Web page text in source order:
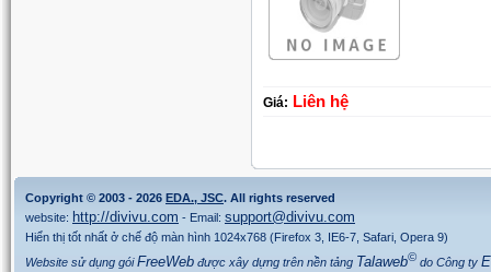
Giá: Liên hệ
Copyright © 2003 - 2026 EDA., JSC. All rights reserved
website: http://divivu.com - Email: support@divivu.com
Hiển thị tốt nhất ở chế độ màn hình 1024x768 (Firefox 3, IE6-7, Safari, Opera 9)
Website sử dụng góiFreeWeb được xây dựng trên nền tảng Talaweb© do Công ty